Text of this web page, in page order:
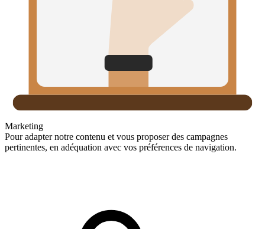
Marketing
Pour adapter notre contenu et vous proposer des campagnes
pertinentes, en adéquation avec vos préférences de navigation.